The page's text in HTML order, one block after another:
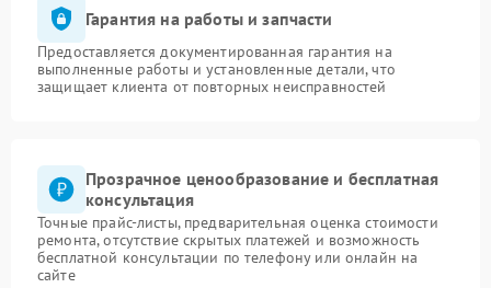
Гарантия на работы и запчасти
Предоставляется документированная гарантия на
выполненные работы и установленные детали, что
защищает клиента от повторных неисправностей
Прозрачное ценообразование и бесплатная
консультация
Точные прайс-листы, предварительная оценка стоимости
ремонта, отсутствие скрытых платежей и возможность
бесплатной консультации по телефону или онлайн на
сайте